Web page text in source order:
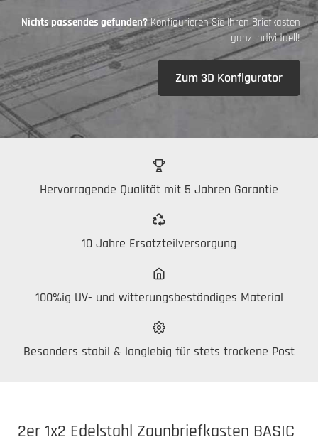
Nichts passendes gefunden?Konfigurieren Sie Ihren Briefkasten
ganz individuell!
Zum 3D Konfigurator
Hervorragende Qualität mit 5 Jahren Garantie
10 Jahre Ersatzteilversorgung
100%ig UV- und witterungsbeständiges Material
Besonders stabil & langlebig für stets trockene Post
2er 1x2 Edelstahl Zaunbriefkasten BASIC